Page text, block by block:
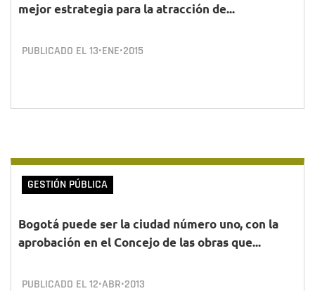
mejor estrategia para la atracción de...
PUBLICADO EL13•ENE•2015
GESTIÓN PÚBLICA
Bogotá puede ser la ciudad número uno, con la
aprobación en el Concejo de las obras que...
PUBLICADO EL12•ABR•2013